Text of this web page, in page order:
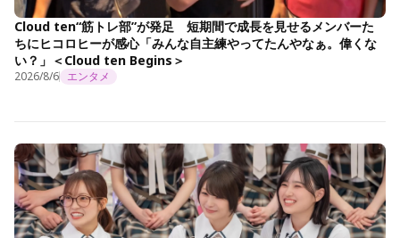
Cloud ten“筋トレ部”が発足 短期間で成長を見せるメンバーた
ちにヒコロヒーが感心「みんな自主練やってたんやなぁ。偉くな
い？」＜Cloud ten Begins＞
2026/8/6 エンタメ